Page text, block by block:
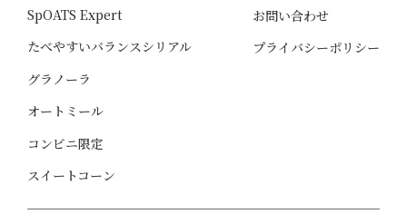
SpOATS Expert
たべやすいバランスシリアル
グラノーラ
オートミール
コンビニ限定
スイートコーン
お問い合わせ
プライバシーポリシー